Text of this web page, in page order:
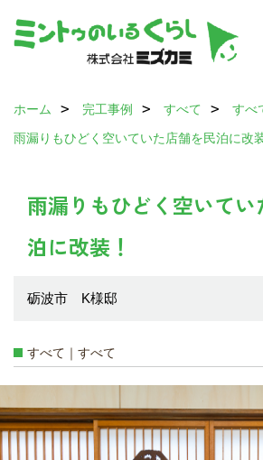
ホーム 完工事例 すべて
すべ
雨漏りもひどく空いていた店舗を民泊に改
雨漏りもひどく空いて
泊に改装！
砺波市 K様邸
すべて｜すべて